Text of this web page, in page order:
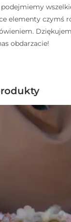
elementy czymś
obdarzacie!